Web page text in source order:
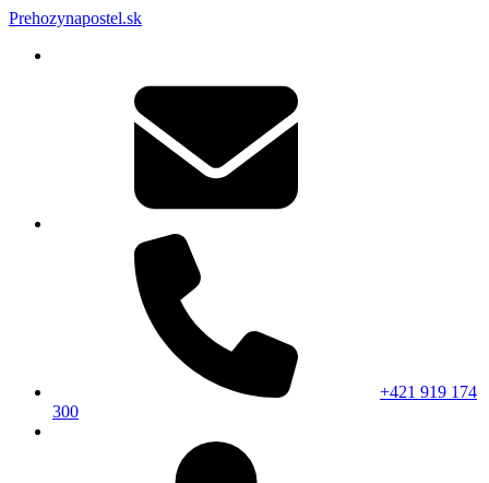
Prehozynapostel.sk
+421 919 174
300